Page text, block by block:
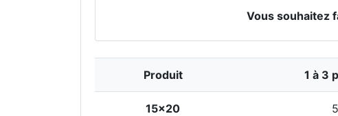
Vous souhaitez
Produit 1 à 3
15x20